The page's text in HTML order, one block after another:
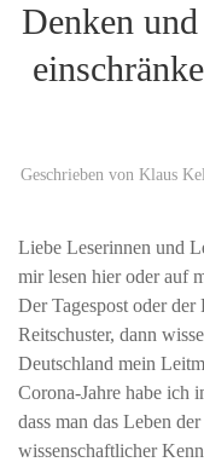
Denken
Geschrieben von Klaus
Liebe Leserinnen und
mir lesen hier oder auf
Der Tagespost oder der
Reitschuster, dann
Deutschland mein
Corona-Jahre habe ich
dass man das Leben
wissenschaftlicher